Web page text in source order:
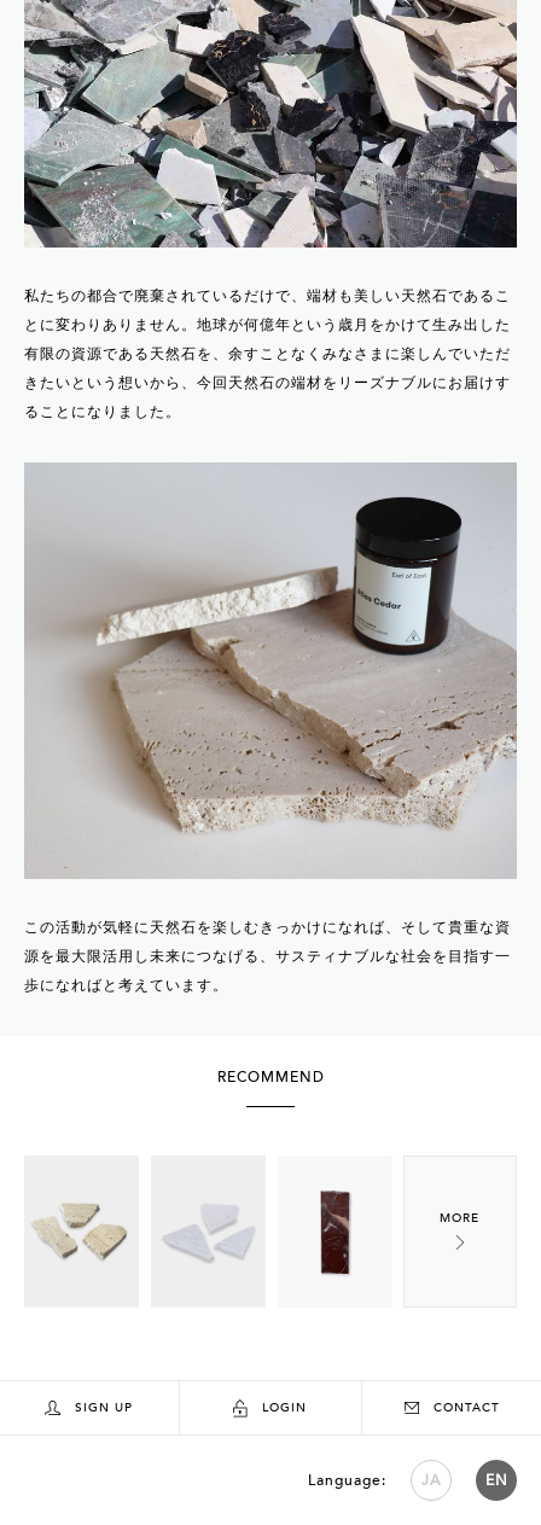
私たちの都合で廃棄されているだけで、端材も美しい天然石であるこ
とに変わりありません。地球が何億年という歳月をかけて生み出した
有限の資源である天然石を、余すことなくみなさまに楽しんでいただ
きたいという想いから、今回天然石の端材をリーズナブルにお届けす
ることになりました。
この活動が気軽に天然石を楽しむきっかけになれば、そして貴重な資
源を最大限活用し未来につなげる、サスティナブルな社会を目指す一
歩になればと考えています。
RECOMMEND
SIGN UP LOGIN CONTACT
Language: JA EN